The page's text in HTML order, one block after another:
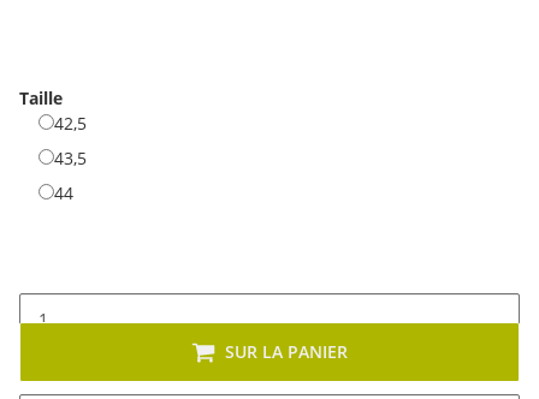
Taille
42,542,5
43,543,5
4444
SUR LA PANIER